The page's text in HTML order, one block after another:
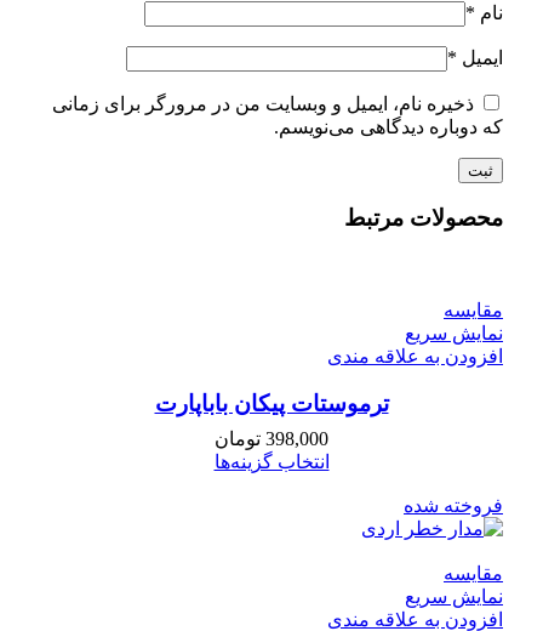
نام *
ایمیل *
ذخیره نام، ایمیل و وبسایت من در مرورگر برای زمانی
که دوباره دیدگاهی می‌نویسم.
محصولات مرتبط
مقايسه
نمایش سریع
افزودن به علاقه مندی
ترموستات پیکان باباپارت
398,000 تومان
انتخاب گزینه‌ها
فروخته شده
مقايسه
نمایش سریع
افزودن به علاقه مندی